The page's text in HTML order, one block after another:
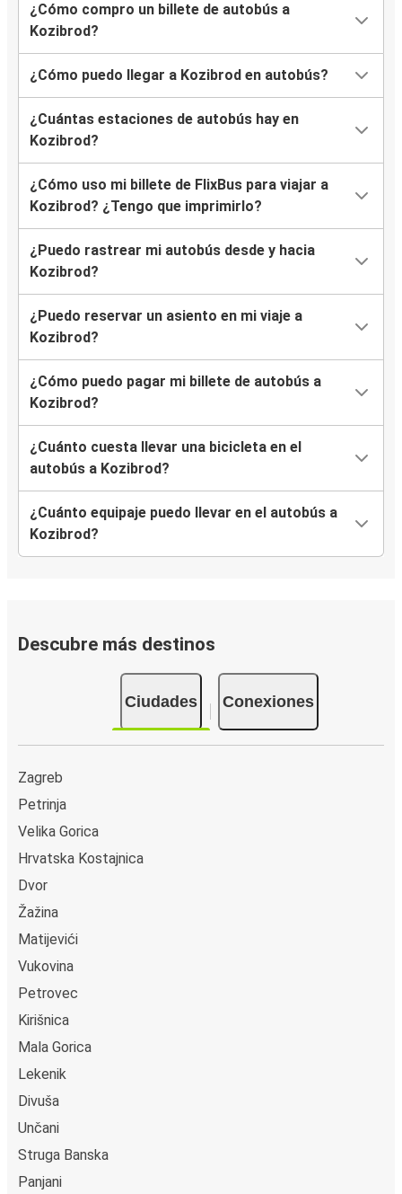
¿Cómo compro un billete de autobús a
Kozibrod?
¿Cómo puedo llegar a Kozibrod en autobús?
¿Cuántas estaciones de autobús hay en
Kozibrod?
¿Cómo uso mi billete de FlixBus para viajar a
Kozibrod? ¿Tengo que imprimirlo?
¿Puedo rastrear mi autobús desde y hacia
Kozibrod?
¿Puedo reservar un asiento en mi viaje a
Kozibrod?
¿Cómo puedo pagar mi billete de autobús a
Kozibrod?
¿Cuánto cuesta llevar una bicicleta en el
autobús a Kozibrod?
¿Cuánto equipaje puedo llevar en el autobús a
Kozibrod?
Descubre más destinos
Ciudades Conexiones
Zagreb
Petrinja
Velika Gorica
Hrvatska Kostajnica
Dvor
Žažina
Matijevići
Vukovina
Petrovec
Kirišnica
Mala Gorica
Lekenik
Divuša
Unčani
Struga Banska
Panjani